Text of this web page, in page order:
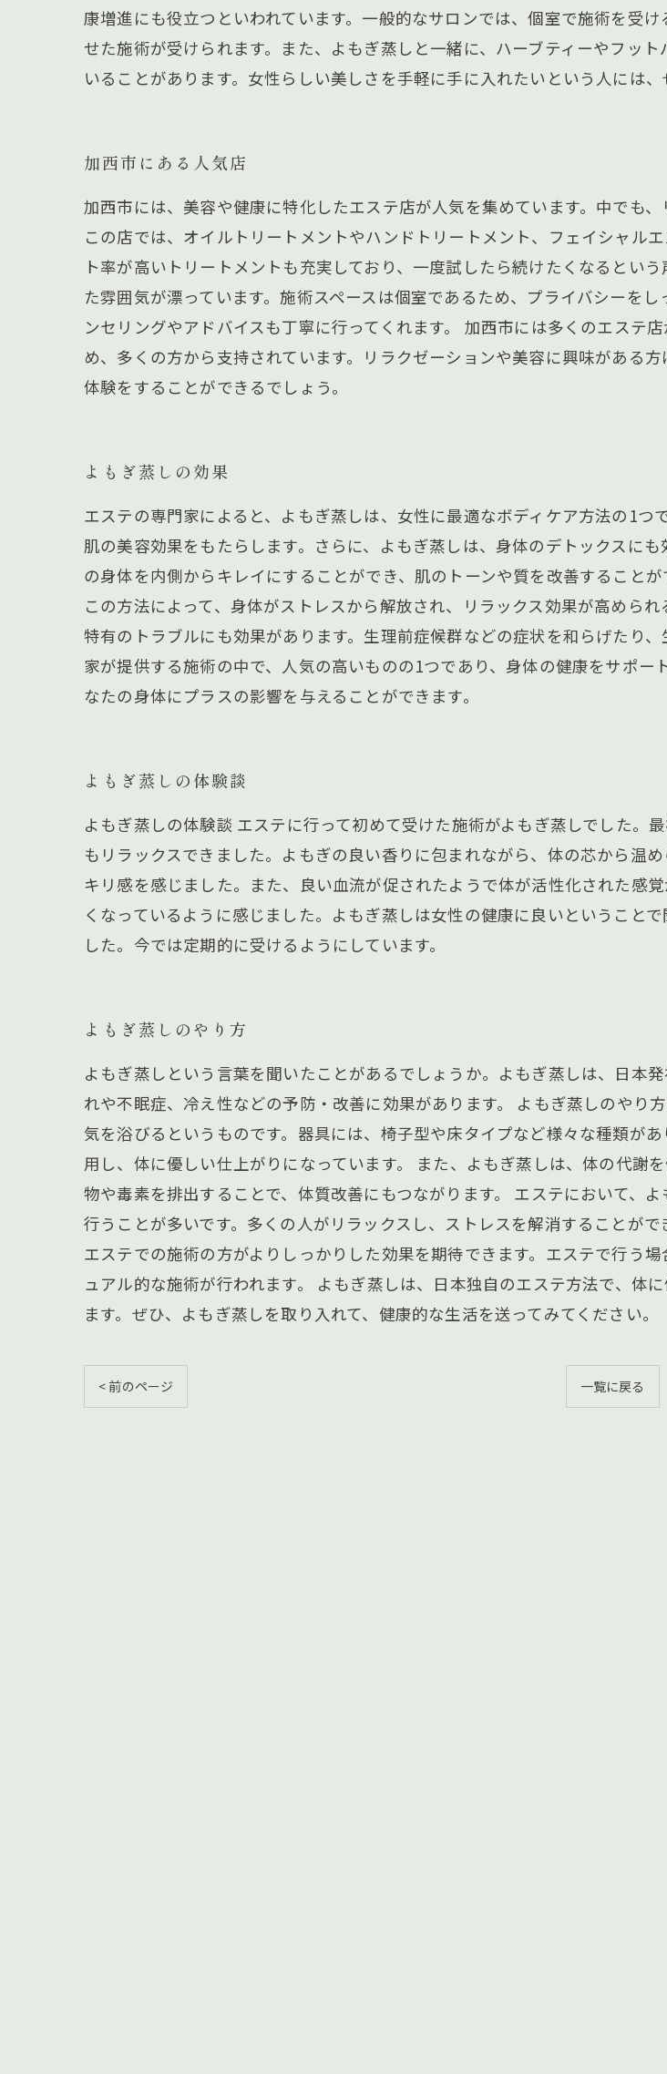
康増進にも役立つといわれています。一般的なサロンでは、個室で施術を受
せた施術が受けられます。また、よもぎ蒸しと一緒に、ハーブティーやフッ
いることがあります。女性らしい美しさを手軽に手に入れたいという人には、
加西市にある人気店
加西市には、美容や健康に特化したエステ店が人気を集めています。中でも
この店では、オイルトリートメントやハンドトリートメント、フェイシャル
ト率が高いトリートメントも充実しており、一度試したら続けたくなるとい
た雰囲気が漂っています。施術スペースは個室であるため、プライバシーを
ンセリングやアドバイスも丁寧に行ってくれます。 加西市には多くのエステ
め、多くの方から支持されています。リラクゼーションや美容に興味がある
体験をすることができるでしょう。
よもぎ蒸しの効果
エステの専門家によると、よもぎ蒸しは、女性に最適なボディケア方法の1つ
肌の美容効果をもたらします。さらに、よもぎ蒸しは、身体のデトックスに
の身体を内側からキレイにすることができ、肌のトーンや質を改善すること
この方法によって、身体がストレスから解放され、リラックス効果が高めら
特有のトラブルにも効果があります。生理前症候群などの症状を和らげたり
家が提供する施術の中で、人気の高いものの1つであり、身体の健康をサポ
なたの身体にプラスの影響を与えることができます。
よもぎ蒸しの体験談
よもぎ蒸しの体験談 エステに行って初めて受けた施術がよもぎ蒸しでした。
もリラックスできました。よもぎの良い香りに包まれながら、体の芯から温
キリ感を感じました。また、良い血流が促されたようで体が活性化された感
くなっているように感じました。よもぎ蒸しは女性の健康に良いということ
した。今では定期的に受けるようにしています。
よもぎ蒸しのやり方
よもぎ蒸しという言葉を聞いたことがあるでしょうか。よもぎ蒸しは、日本
れや不眠症、冷え性などの予防・改善に効果があります。 よもぎ蒸しのやり
気を浴びるというものです。器具には、椅子型や床タイプなど様々な種類が
用し、体に優しい仕上がりになっています。 また、よもぎ蒸しは、体の代謝
物や毒素を排出することで、体質改善にもつながります。 エステにおいて、
行うことが多いです。多くの人がリラックスし、ストレスを解消することが
エステでの施術の方がよりしっかりした効果を期待できます。エステで行う
ュアル的な施術が行われます。 よもぎ蒸しは、日本独自のエステ方法で、体
ます。ぜひ、よもぎ蒸しを取り入れて、健康的な生活を送ってみてください。
< 前のページ 一覧に戻る